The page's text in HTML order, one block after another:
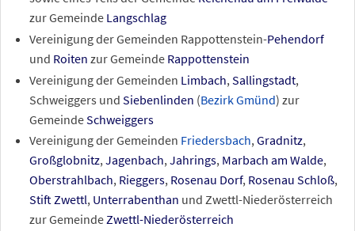
zur Gemeinde Langschlag
Vereinigung der Gemeinden Rappottenstein-Pehendorf
und Roiten zur Gemeinde Rappottenstein
Vereinigung der Gemeinden Limbach, Sallingstadt,
Schweiggers und Siebenlinden (Bezirk Gmünd) zur
GemeindeSchweiggers
Vereinigung der Gemeinden Friedersbach,Gradnitz,
Großglobnitz,Jagenbach,Jahrings, Marbach am Walde,
Oberstrahlbach, Rieggers, Rosenau Dorf, Rosenau Schloß,
Stift Zwettl, Unterrabenthan und Zwettl-Niederösterreich
zur GemeindeZwettl-Niederösterreich